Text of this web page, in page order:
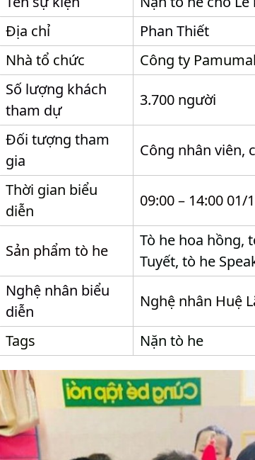
Địa chỉ
Phan Thiết
Nhà tổ chức
Công ty Pamumal
Số lượng khách
tham dự
3.700 người
Đối tượng tham
gia
Công nhân viên,
Thời gian biểu
diễn
09:00 – 14:00 01/
Sản phẩm tò he
Tò he hoa hồng,
Tuyết, tò he
Nghệ nhân biểu
diễn
Nghệ nhân Huệ
Tags Nặn tò he